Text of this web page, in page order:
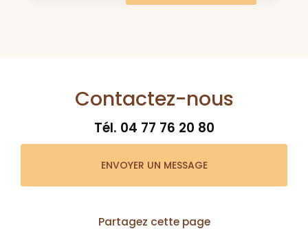
Contactez-nous
Tél. 04 77 76 20 80
ENVOYER UN MESSAGE
Partagez cette page